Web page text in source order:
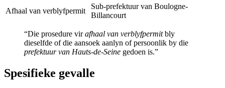
Afhaal van verblyfpermit
Sub-prefektuur van Boulogne-
Billancourt
“Die prosedure virafhaal van verblyfpermitbly
dieselfde of die aansoek aanlyn of persoonlik by die
prefektuur van Hauts-de-Seine gedoen is.”
Spesifieke gevalle